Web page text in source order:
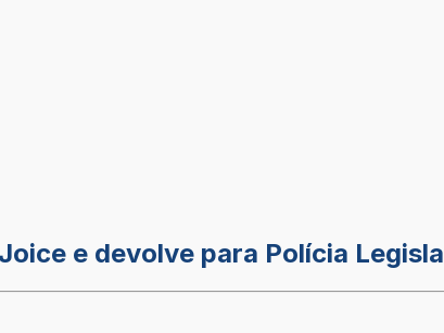
e devolve para Polícia